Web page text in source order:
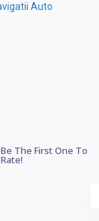
Be The First One To
Rate!